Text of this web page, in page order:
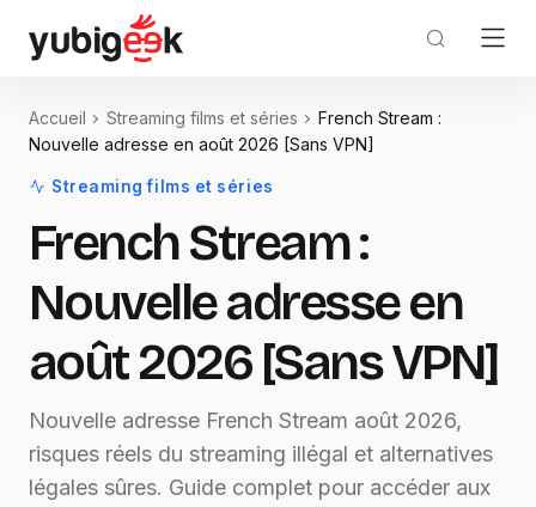
Accueil Streaming films et séries
French Stream :
Nouvelle adresse en août 2026 [Sans VPN]
Streaming films et séries
French Stream :
Nouvelle adresse en
août 2026 [Sans VPN]
Nouvelle adresse French Stream août 2026,
risques réels du streaming illégal et alternatives
légales sûres. Guide complet pour accéder aux